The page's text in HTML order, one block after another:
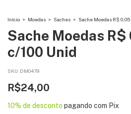
Início > Moedas > Saches > Sache Moedas R$ 0,05
Sache Moedas
c/100 Unid
SKU: DM0479
R$24,00
10% de desconto pagando com Pix